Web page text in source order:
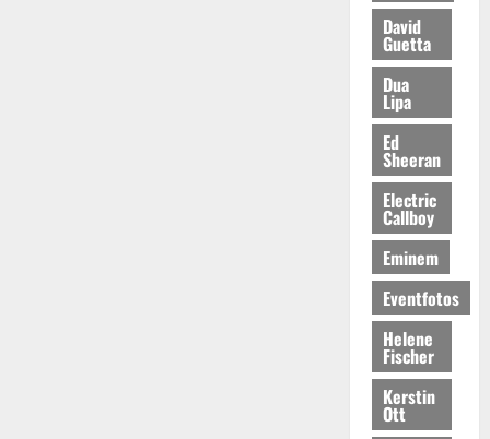
David
Guetta
Dua
Lipa
Ed
Sheeran
Electric
Callboy
Eminem
Eventfotos
Helene
Fischer
Kerstin
Ott